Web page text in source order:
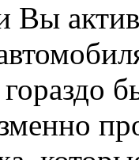
Вы
гораздо